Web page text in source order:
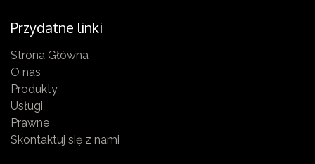
Przydatne linki
Strona Główna
O nas
Produkty
Usługi
Prawne
Skontaktuj się z nami